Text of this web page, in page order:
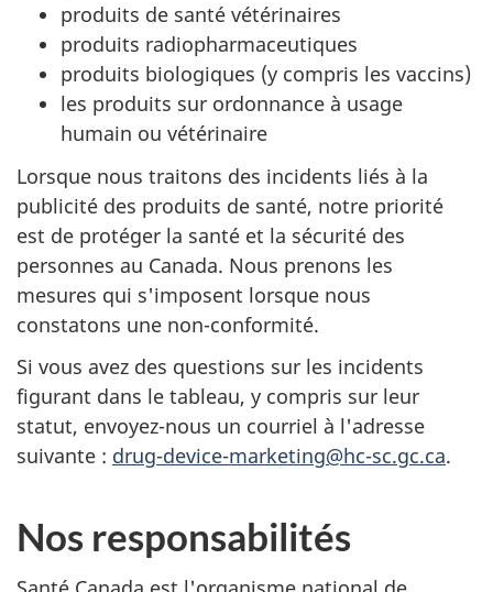
produits de santé vétérinaires
produits radiopharmaceutiques
produits biologiques (y compris les vaccins)
les produits sur ordonnance à usage
humain ou vétérinaire
Lorsque nous traitons des incidents liés à la
publicité des produits de santé, notre priorité
est de protéger la santé et la sécurité des
personnes au Canada. Nous prenons les
mesures qui s'imposent lorsque nous
constatons une non-conformité.
Si vous avez des questions sur les incidents
figurant dans le tableau, y compris sur leur
statut, envoyez-nous un courriel à l'adresse
suivante : drug-device-marketing@hc-sc.gc.ca.
Nos responsabilités